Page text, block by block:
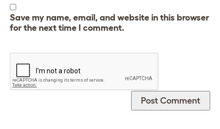
Save my name, email, and website in this browser
for the next time I comment.